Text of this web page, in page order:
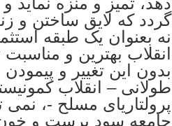
گردد که لایق ساختن و
نه بعنوان یک طبقه
انقلاب بهترین و
بدون این تغییر و
طولانی – انقلاب
پرولتاریای مسلح -،
جامعه سود پرست و خون